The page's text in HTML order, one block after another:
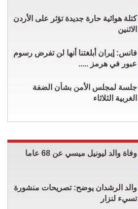
كتلة هوائية حارة جديدة تؤثر على الأردن
الاثنين
فانس: إيران أبلغتنا أنها لن تفرض رسوم
عبور في هرمز .....
جلسة لمجلس الأمن بشأن الضفة
الغربية الثلاثاء
وفاة والد ليونيل ميسي عن 68 عاما
والد الرشدان يوضح: تصريحات منشورة
تسيء لنزار